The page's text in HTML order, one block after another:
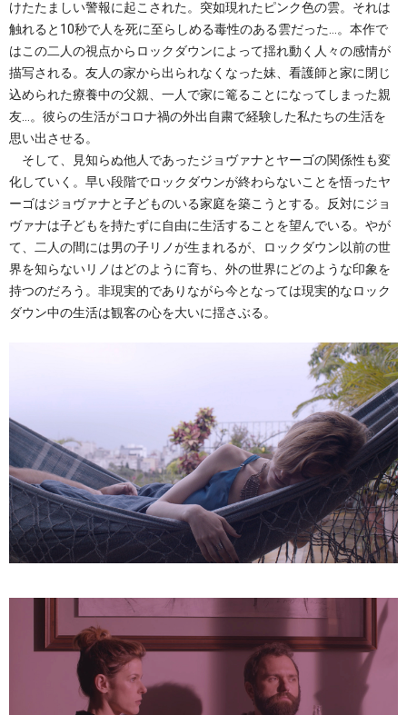
けたたましい警報に起こされた。突如現れたピンク色の雲。それは
触れると10秒で人を死に至らしめる毒性のある雲だった…。本作で
はこの二人の視点からロックダウンによって揺れ動く人々の感情が
描写される。友人の家から出られなくなった妹、看護師と家に閉じ
込められた療養中の父親、一人で家に篭ることになってしまった親
友…。彼らの生活がコロナ禍の外出自粛で経験した私たちの生活を
思い出させる。
そして、見知らぬ他人であったジョヴァナとヤーゴの関係性も変
化していく。早い段階でロックダウンが終わらないことを悟ったヤ
ーゴはジョヴァナと子どものいる家庭を築こうとする。反対にジョ
ヴァナは子どもを持たずに自由に生活することを望んでいる。やが
て、二人の間には男の子リノが生まれるが、ロックダウン以前の世
界を知らないリノはどのように育ち、外の世界にどのような印象を
持つのだろう。非現実的でありながら今となっては現実的なロック
ダウン中の生活は観客の心を大いに揺さぶる。